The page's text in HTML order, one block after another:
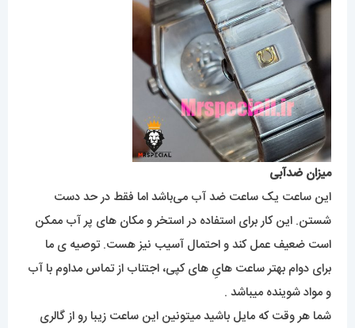
میزان ضدآبی
این ساعت یک ساعت ضد آب می‌باشد اما فقط در حد دست
شستن. این کار برای استفاده در استخر و مکان های پر آب ممکن
است ضعیف عمل کند و احتمال آسیب نیز هست. توصیه ی ما
برای دوام بهتر ساعت هایِ های کپی، اجتناب از تماس مداوم با آب
و مواد شوینده میباشد .
شما هر وقت که مایل باشید میتونین این ساعت زیبا رو از گالری